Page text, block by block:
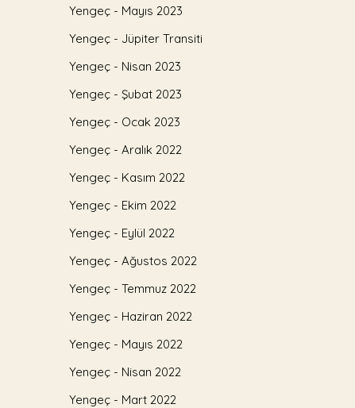
Yengeç - Mayıs 2023
Yengeç - Jüpiter Transiti
Yengeç - Nisan 2023
Yengeç - Şubat 2023
Yengeç - Ocak 2023
Yengeç - Aralık 2022
Yengeç - Kasım 2022
Yengeç - Ekim 2022
Yengeç - Eylül 2022
Yengeç - Ağustos 2022
Yengeç - Temmuz 2022
Yengeç - Haziran 2022
Yengeç - Mayıs 2022
Yengeç - Nisan 2022
Yengeç - Mart 2022